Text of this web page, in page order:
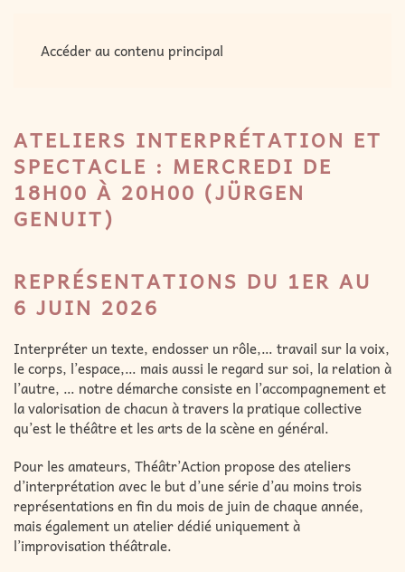
Accéder au contenu principal
MENU
ATELIERS INTERPRÉTATION ET
SPECTACLE : MERCREDI DE
18H00 À 20H00 (JÜRGEN
GENUIT)
REPRÉSENTATIONS DU 1ER AU
6 JUIN 2026
Interpréter un texte, endosser un rôle,… travail sur la voix,
le corps, l’espace,… mais aussi le regard sur soi, la relation à
l’autre, … notre démarche consiste en l’accompagnement et
la valorisation de chacun à travers la pratique collective
qu’est le théâtre et les arts de la scène en général.
Pour les amateurs, Théâtr’Action propose des ateliers
d’interprétation avec le but d’une série d’au moins trois
représentations en fin du mois de juin de chaque année,
mais également un atelier dédié uniquement à
l’improvisation théâtrale.